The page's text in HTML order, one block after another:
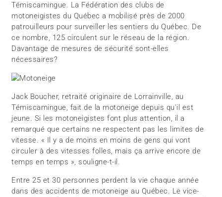
Témiscamingue. La Fédération des clubs de
motoneigistes du Québec a mobilisé près de 2000
patrouilleurs pour surveiller les sentiers du Québec. De
ce nombre, 125 circulent sur le réseau de la région.
Davantage de mesures de sécurité sont-elles
nécessaires?
Jack Boucher, retraité originaire de Lorrainville, au
Témiscamingue, fait de la motoneige depuis qu'il est
jeune. Si les motoneigistes font plus attention, il a
remarqué que certains ne respectent pas les limites de
vitesse. « Il y a de moins en moins de gens qui vont
circuler à des vitesses folles, mais ça arrive encore de
temps en temps », souligne-t-il.
Entre 25 et 30 personnes perdent la vie chaque année
dans des accidents de motoneige au Québec. Le vice-